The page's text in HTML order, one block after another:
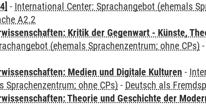
- International Center: Sprachangebot (ehemals
A2.2
Kritik der Gegenwart - Künste,
(ehemals Sprachenzentrum; ohne CPs) -
Medien und Digitale Kulturen -
Sprachenzentrum; ohne CPs) - Deutsch als
Theorie und Geschichte der